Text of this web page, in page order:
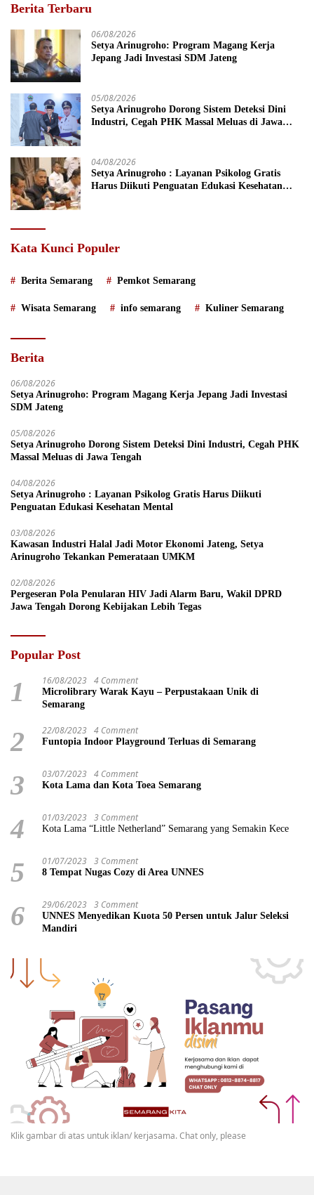
Berita Terbaru
06/08/2026
Setya Arinugroho: Program Magang Kerja
Jepang Jadi Investasi SDM Jateng
05/08/2026
Setya Arinugroho Dorong Sistem Deteksi Dini
Industri, Cegah PHK Massal Meluas di Jawa
04/08/2026
Setya Arinugroho : Layanan Psikolog Gratis
Harus Diikuti Penguatan Edukasi Kesehatan
Kata Kunci Populer
Berita Semarang Pemkot Semarang
Wisata Semarang info semarang Kuliner Semarang
Berita
06/08/2026
Setya Arinugroho: Program Magang Kerja Jepang Jadi Investasi
SDM Jateng
05/08/2026
Setya Arinugroho Dorong Sistem Deteksi Dini Industri, Cegah PHK
Massal Meluas di Jawa Tengah
04/08/2026
Setya Arinugroho : Layanan Psikolog Gratis Harus Diikuti
Penguatan Edukasi Kesehatan Mental
03/08/2026
Kawasan Industri Halal Jadi Motor Ekonomi Jateng, Setya
Arinugroho Tekankan Pemerataan UMKM
02/08/2026
Pergeseran Pola Penularan HIV Jadi Alarm Baru, Wakil DPRD
Jawa Tengah Dorong Kebijakan Lebih Tegas
Popular Post
1 16/08/2023 4 Comment
Microlibrary Warak Kayu – Perpustakaan Unik di
Semarang
2 22/08/2023 4 Comment
Funtopia Indoor Playground Terluas di Semarang
3 03/07/2023 4 Comment
Kota Lama dan Kota Toea Semarang
4 01/03/2023 3 Comment
Kota Lama “Little Netherland” Semarang yang Semakin Kece
5 01/07/2023 3 Comment
8 Tempat Nugas Cozy di Area UNNES
6 29/06/2023 3 Comment
UNNES Menyedikan Kuota 50 Persen untuk Jalur Seleksi
Mandiri
Klik gambar di atas untuk iklan/ kerjasama. Chat only, please